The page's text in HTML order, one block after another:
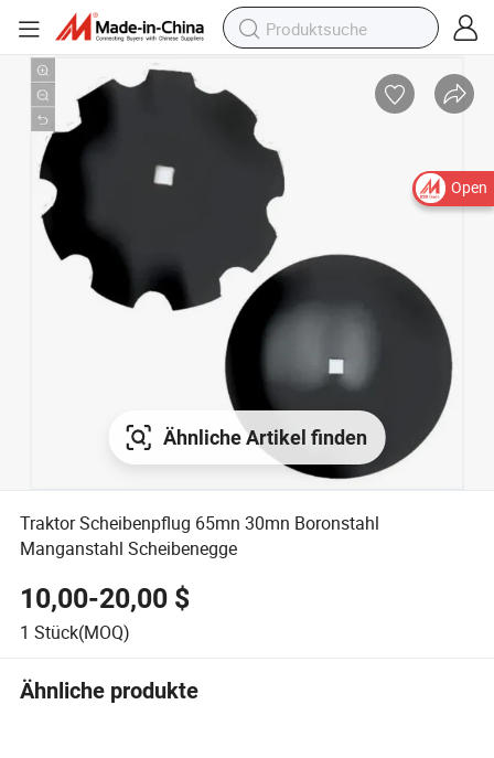
Open
Ähnliche Artikel finden
Traktor Scheibenpflug 65mn 30mn Boronstahl
Manganstahl Scheibenegge
10,00-20,00 $
1 Stück(MOQ)
Ähnliche produkte